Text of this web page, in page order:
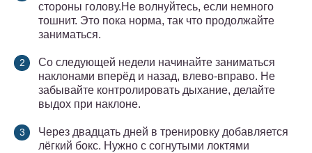
стороны голову.Не волнуйтесь, если немного
тошнит. Это пока норма, так что продолжайте
заниматься.
Со следующей недели начинайте заниматься
наклонами вперёд и назад, влево-вправо. Не
забывайте контролировать дыхание, делайте
выдох при наклоне.
Через двадцать дней в тренировку добавляется
лёгкий бокс. Нужно с согнутыми локтями